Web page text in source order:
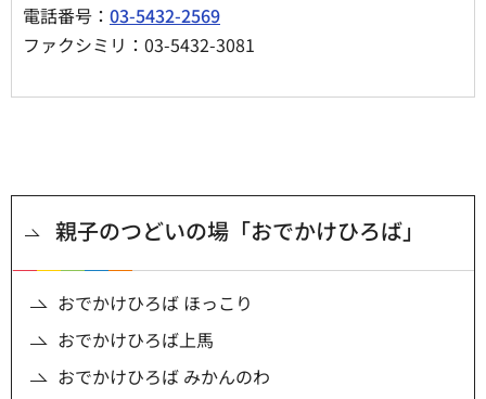
電話番号： 03-5432-2569
ファクシミリ：03-5432-3081
親子のつどいの場「おでかけひろば」
おでかけひろば ほっこり
おでかけひろば上馬
おでかけひろば みかんのわ